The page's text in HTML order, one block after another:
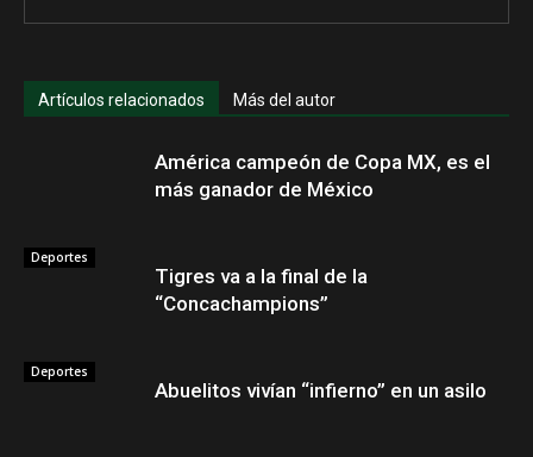
Artículos relacionados Más del autor
Deportes
América campeón de Copa MX, es el
más ganador de México
Deportes
Tigres va a la final de la
“Concachampions”
Abuelitos vivían “infierno” en un asilo